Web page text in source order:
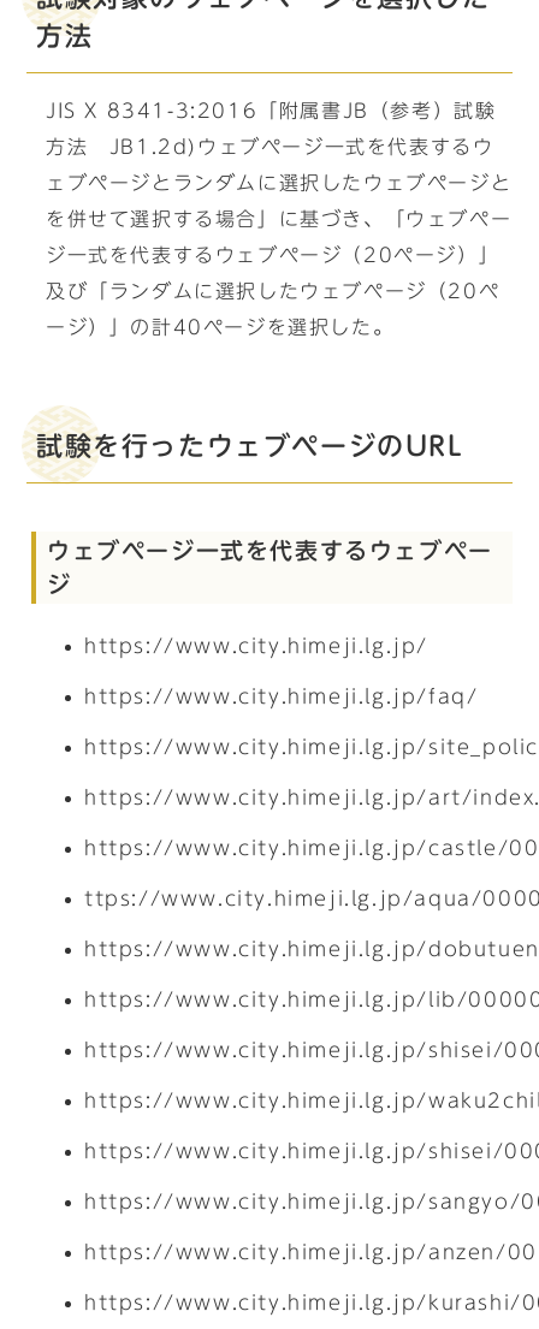
方法
JIS X 8341-3:2016「附属書JB（参考）試験
方法 JB1.2d)ウェブページ一式を代表するウ
ェブページとランダムに選択したウェブページと
を併せて選択する場合」に基づき、「ウェブペー
ジ一式を代表するウェブページ（20ページ）」
及び「ランダムに選択したウェブページ（20ペ
ージ）」の計40ページを選択した。
試験を行ったウェブページのURL
ウェブページ一式を代表するウェブペー
ジ
https://www.city.himeji.lg.jp/
https://www.city.himeji.lg.jp/faq/
https://www.city.himeji.lg.jp/
https://www.city.himeji.lg.jp/art/
https://www.city.himeji.lg.jp/castle/
ttps://www.city.himeji.lg.jp/aqua/
https://www.city.himeji.lg.jp/
https://www.city.himeji.lg.jp/lib/
https://www.city.himeji.lg.jp/shisei/
https://www.city.himeji.lg.jp/
https://www.city.himeji.lg.jp/shisei/
https://www.city.himeji.lg.jp/sangyo/
https://www.city.himeji.lg.jp/anzen/
https://www.city.himeji.lg.jp/kurashi/